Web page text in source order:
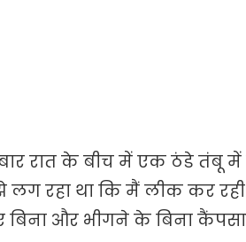
रात के बीच में एक ठंडे तंबू में
रहा था कि मैं लीक कर
और भीगने के बिना